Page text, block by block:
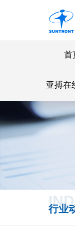
首
亚搏在
行业